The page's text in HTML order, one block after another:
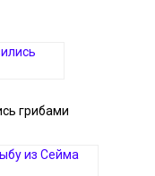
грибами